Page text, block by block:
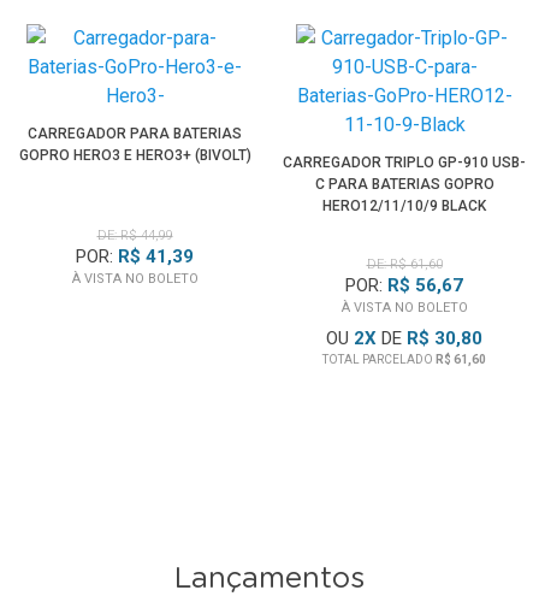
Compatibilidade:
Câmeras GoPRo Hero 9, Hero 10, Hero 11 e Hero 1
Baterias GoProADBAT-001, AHDBT-901, AHDBT-10-1 e
AHDBT-11-1
Baterias GoPro não inclusas, vendidas
CARREGADOR PARA BATERIAS
GOPRO HERO3 E HERO3+ (BIVOLT)
DE: R$ 44,99
POR: R$ 41,39
À VISTA NO BOLETO
CARREGADOR TRIPLO GP-910 USB-
C PARA BATERIAS GOPRO
HERO12/11/10/9 BLACK
DE: R$ 61,60
POR: R$ 56,67
À VISTA NO BOLETO
OU 2X DE R$ 30,80
TOTAL PARCELADO R$ 61,60
Lançamentos